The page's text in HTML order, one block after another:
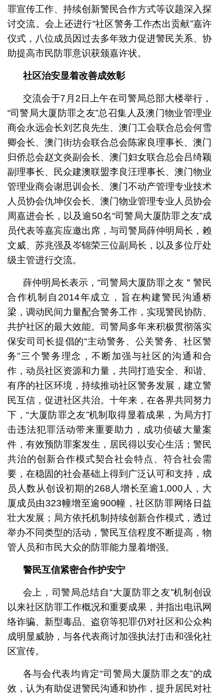
罪宣传工作、持续创新警民合作方式等议题深入探
讨交流。会上还进行“社区警务工作杰出贡献”嘉许
仪式，八位成员因过去多年致力促进警民关系、协
助提高市民防罪意识获颁嘉许状。
社区治安显着改善成效彰
交流会于7月2日上午在司警局总部大楼举行，
“司警局大厦防罪之友”总召集人及澳门物业管理业
商会永远会长刘艺良先生、澳门工会联合总会何雪
卿会长、澳门街坊会联合总会陈家良理事长、澳门
归侨总会赵文炎副会长、澳门妇女联合总会吕绮颖
副理事长、民众建澳联盟李良汪理事长、澳门物业
管理业商会谢思训会长、澳门不动产管理专业技术
人员协会仇坤仪会长、澳门物业管理专业人员协会
周嘉进会长，以及逾50名“司警局大厦防罪之友”成
员代表等嘉宾应邀出席，与司警局薛仲明局长，赖
文威、苏兆强及岑锦荣三位副局长，以及多位厅处
级主管进行交流。
薛仲明局长表示，“司警局大厦防罪之友＂警民
合作机制自2014年成立，旨在构建警民沟通桥
梁，调动民间力量配合警务工作，实现警民协防、
共护社区的最大效能。司警局多年来积极贯彻落实
保安司司长提倡的“主动警务、公关警务、社区警
务”三个警务理念，不断加强与社区的沟通和合
作，动员社区资源和力量，共同打造安全、和谐、
有序的社区环境，持续推动社区警务发展，建立警
民互信，促进社区共治。十年来，在各界共同努力
下，“大厦防罪之友”机制取得显着成果，为局方打
击违法犯罪活动带来重要助力，成功侦破大量案
件，有效预防罪案发生，居民得以安心生活；警民
共治的创新合作模式契合社会特点、符合社会需
要，在稳固的社会基础上得到广泛认可和支持，成
员人数从创设初期的268人增长至逾1,000人，大
厦成员由323幢增至逾900幢，社区防罪网络日益
壮大发展；局方依托机制持续创新合作模式，透过
举办不同类型的活动，警民互信程度不断提高，物
管人员和市民大众的防罪能力显着增强。
警民互信紧密合作护安宁
会上，司警局总结自“大厦防罪之友”机制创设
以来社区防罪工作概况和重要成果，并指出电讯网
络诈骗、新型毒品、盗窃等犯罪仍对社区和公众构
成明显威胁，与各代表商讨加强执法打击和强化社
区宣传。
各与会代表均肯定“司警局大厦防罪之友”的成
效，认为有助促进警民沟通和协作，提升居民对社